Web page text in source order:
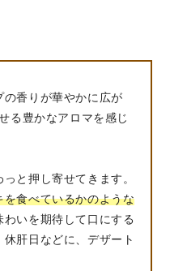
香りが華やかに広が
る豊かなアロマを感じ
と押し寄せてきます。
を食べているかのような
いを期待して口にする
肝日などに、デザート